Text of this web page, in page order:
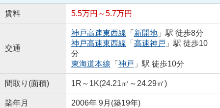
賃料 5.5万円～5.7万円
交通
神戸高速東西線 「 新開地」駅 徒歩8分
神戸高速東西線 「 高速神戸 」駅 徒歩10
分
東海道本線 「 神戸 」駅 徒歩10分
間取り(面積) 1R～1K(24.21㎡～24.29㎡)
築年月 2006年 9月(築19年)